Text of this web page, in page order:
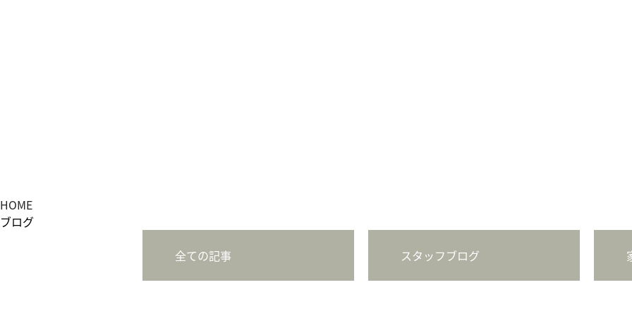
HOME
ブログ
全ての記事
スタッフブログ